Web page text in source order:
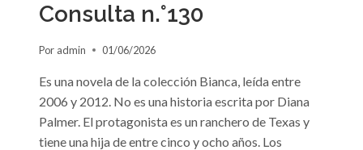
Consulta n.°130
Por admin 01/06/2026
Es una novela de la colección Bianca, leída entre
2006 y 2012. No es una historia escrita por Diana
Palmer. El protagonista es un ranchero de Texas y
tiene una hija de entre cinco y ocho años. Los